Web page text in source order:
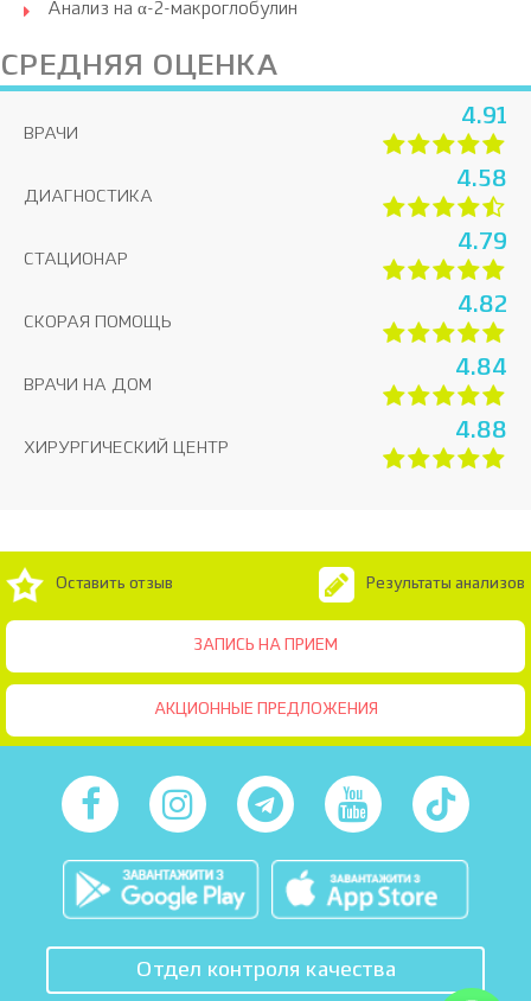
Анализ на α-2-макроглобулин
СРЕДНЯЯ ОЦЕНКА
ВРАЧИ
4.91
ДИАГНОСТИКА
4.58
СТАЦИОНАР
4.79
СКОРАЯ ПОМОЩЬ
4.82
ВРАЧИ НА ДОМ
4.84
ХИРУРГИЧЕСКИЙ ЦЕНТР
4.88
ЗАПИСЬ НА ПРИЕМ
Оставить отзыв Результаты анализов
АКЦИОННЫЕ ПРЕДЛОЖЕНИЯ
Отдел контроля качества